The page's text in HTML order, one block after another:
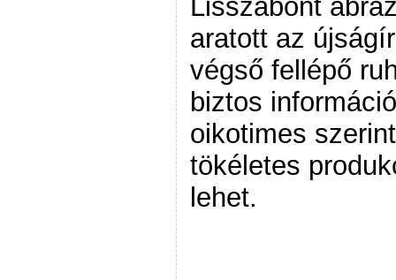
Lisszabont
aratott az
végső fellépő
biztos
oikotimes
tökéletes
lehet.